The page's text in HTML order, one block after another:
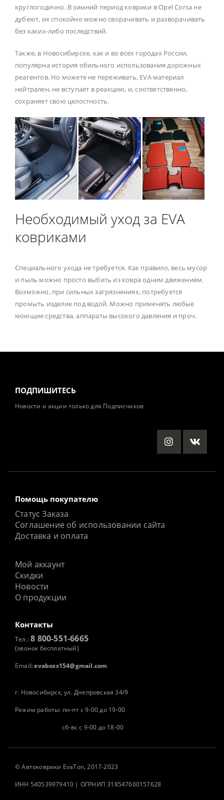
круглогодично. В зимний период коврики в Opel Corsa не
дубеют, их спокойно можно сворачивать и разворачивать
без каких-либо последствий.
Также, в Новосибирске, как и во всех городах России,
популярна история обильного использования дорожных
реагентов. Но можете не переживать, EVA материал
нейтрален, не вступает в реакцию, и, соответственно,
сохраняет свою целостность.
Необходимый уход за EVA
ковриками
Специального ухода не требуется. Как правило, весь мусор
и пыль можно просто выбить из ковра одним движением.
Возможно, при сильных загрязнениях, потребуется
промыть изделие под водой. Можно применять любые
моющие средства, аппараты высокого давления и проч.
ПОДПИШИТЕСЬ
Новости и акции только для Подписчиков
Помощь покупателю
Статус Заказа
Соглашение об использовании сайта
Доставка и оплата
Мой аккаунт
Скидки
Новости
О продукции
Контакты
Тел.:8 800-551-6665
(звонок бесплатный)
Email: evaboss154@gmail.com
г. Новосибирск, ул. Днепровская 34/9
Режим работы: пн-пт с 9-00 до 19-00
сб-вс с 9-00 до 18-00
©Автоковрики EvaTon, 2017-2023
ИНН 540539979410 | ОГРНИП 318547600157628